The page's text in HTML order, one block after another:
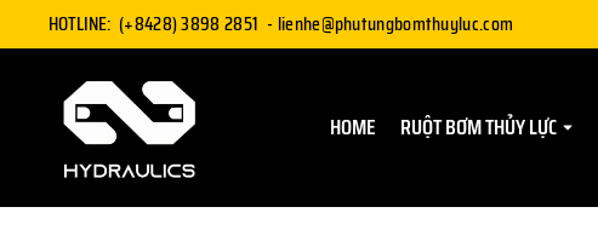
HOTLINE: (+8428) 3898 2851 - lienhe@phutungbomthuyluc.com
HOME RUỘT BƠM THỦY LỰC